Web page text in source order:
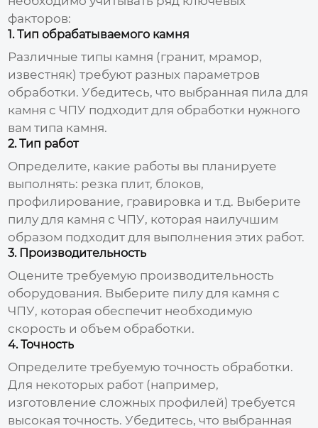
факторов:
1. Тип обрабатываемого камня
Различные типы камня (гранит, мрамор,
известняк) требуют разных параметров
обработки. Убедитесь, что выбранная пила для
камня с ЧПУ подходит для обработки нужного
вам типа камня.
2. Тип работ
Определите, какие работы вы планируете
выполнять: резка плит, блоков,
профилирование, гравировка и т.д. Выберите
пилу для камня с ЧПУ, которая наилучшим
образом подходит для выполнения этих работ.
3. Производительность
Оцените требуемую производительность
оборудования. Выберите пилу для камня с
ЧПУ, которая обеспечит необходимую
скорость и объем обработки.
4. Точность
Определите требуемую точность обработки.
Для некоторых работ (например,
изготовление сложных профилей) требуется
высокая точность. Убедитесь, что выбранная